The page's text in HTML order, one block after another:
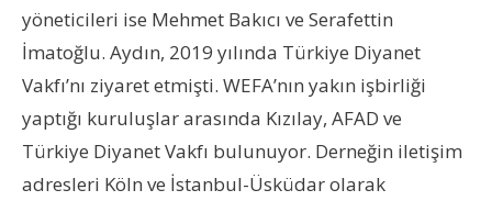
yöneticileri ise Mehmet Bakıcı ve Serafettin
İmatoğlu. Aydın, 2019 yılında Türkiye Diyanet
Vakfı’nı ziyaret etmişti. WEFA’nın yakın işbirliği
yaptığı kuruluşlar arasında Kızılay, AFAD ve
Türkiye Diyanet Vakfı bulunuyor. Derneğin iletişim
adresleri Köln ve İstanbul-Üsküdar olarak